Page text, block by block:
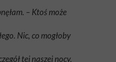
– Ktoś może
Nic, co mogłoby
tej naszej nocy.